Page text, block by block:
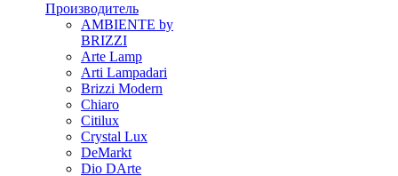
Производитель
AMBIENTE by
BRIZZI
Arte Lamp
Arti Lampadari
Brizzi Modern
Chiaro
Citilux
Crystal Lux
DeMarkt
Dio DArte